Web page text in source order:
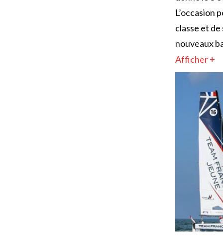
L’occasion
classe et
nouveaux
Afficher +